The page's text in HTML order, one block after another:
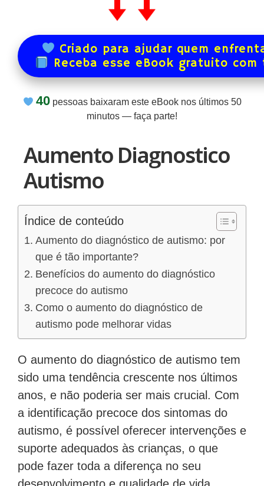
Criado para ajudar quem
Receba esse eBook gratuito
40pessoas baixaram este eBook nos últimos 50
minutos — faça parte!
Aumento Diagnostico
Autismo
Índice de conteúdo
Aumento do diagnóstico de autismo: por
que é tão importante?
Benefícios do aumento do diagnóstico
precoce do autismo
Como o aumento do diagnóstico de
autismo pode melhorar vidas
O aumento do diagnóstico de autismo tem
sido uma tendência crescente nos últimos
anos, e não poderia ser mais crucial. Com
a identificação precoce dos sintomas do
autismo, é possível oferecer intervenções e
suporte adequados às crianças, o que
pode fazer toda a diferença no seu
desenvolvimento e qualidade de vida.